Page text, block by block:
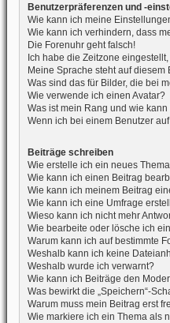
Benutzerpräferenzen und -
Wie kann ich meine
Wie kann ich verhindern, dass
Die Forenuhr geht falsch!
Ich habe die Zeitzone
Meine Sprache steht auf diesem
Was sind das für Bilder, die bei
Wie verwende ich einen Avatar?
Was ist mein Rang und wie
Wenn ich bei einem Benutzer
Beiträge schreiben
Wie erstelle ich ein neues
Wie kann ich einen Beitrag
Wie kann ich meinem Beitrag
Wie kann ich eine Umfrage
Wieso kann ich nicht mehr
Wie bearbeite oder lösche ich
Warum kann ich auf bestimmte
Weshalb kann ich keine
Weshalb wurde ich verwarnt?
Wie kann ich Beiträge den
Was bewirkt die „Speichern“-
Warum muss mein Beitrag erst
Wie markiere ich ein Thema als